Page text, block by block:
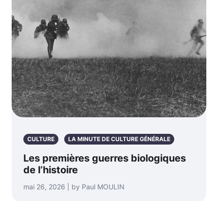
CULTURE LA MINUTE DE CULTURE GÉNÉRALE
Les premières guerres biologiques
de l’histoire
mai 26, 2026 | by Paul MOULIN